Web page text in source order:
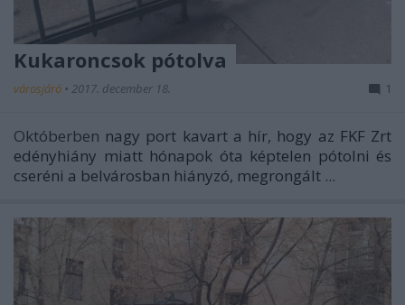
Kukaroncsok pótolva
városjáró • 2017. december 18. 1
Októberben nagy port kavart a hír, hogy az FKF Zrt
edényhiány miatt hónapok óta képtelen pótolni és
cseréni a belvárosban hiányzó, megrongált ...